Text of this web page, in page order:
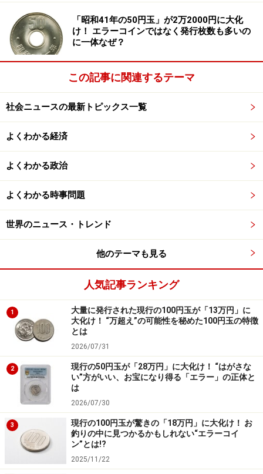
「昭和41年の50円玉」が2万2000円に大化
け！ エラーコインではなく発行枚数も多いの
に一体なぜ？
この記事に関連するテーマ
社会ニュースの最新トピックス一覧
よくわかる経済
よくわかる政治
よくわかる時事問題
世界のニュース・トレンド
他のテーマも見る
人気記事ランキング
1
大量に発行された現行の100円玉が「13万円」に
大化け！ “万超え”の可能性を秘めた100円玉の特徴
とは
2026/07/31
2
現行の50円玉が「28万円」に大化け！ “はがさな
い”方がいい、お宝になり得る「エラー」の正体と
は
2026/07/30
3
現行の100円玉が驚きの「18万円」に大化け！ お
釣りの中に見つかるかもしれない“エラーコイ
ン”とは!?
2025/11/22